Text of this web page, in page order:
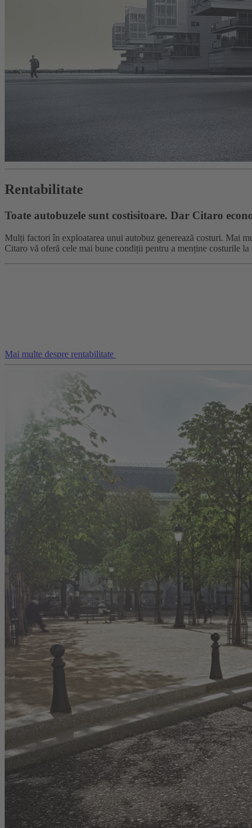
Rentabilitate
Toate autobuzele sunt costisitoare. Dar Citaro
Mulți factori în exploatarea unui autobuz generează costuri. Mai
Citaro vă oferă cele mai bune condiții pentru a menține costurile
Mai multe despre rentabilitate